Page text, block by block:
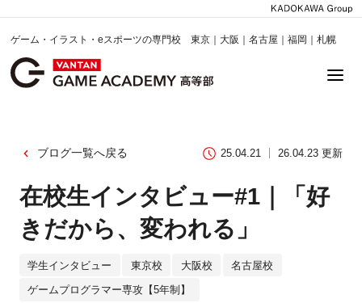
ゲーム・イラスト・eスポーツの専門校 東京｜大阪｜名古屋｜福岡｜札幌
ブログ一覧へ戻る 25.04.21 26.04.23 更新
在校生インタビュー#1｜「好
きだから、変われる」
学生インタビュー 東京校 大阪校 名古屋校
ゲームプログラマー専攻【5年制】